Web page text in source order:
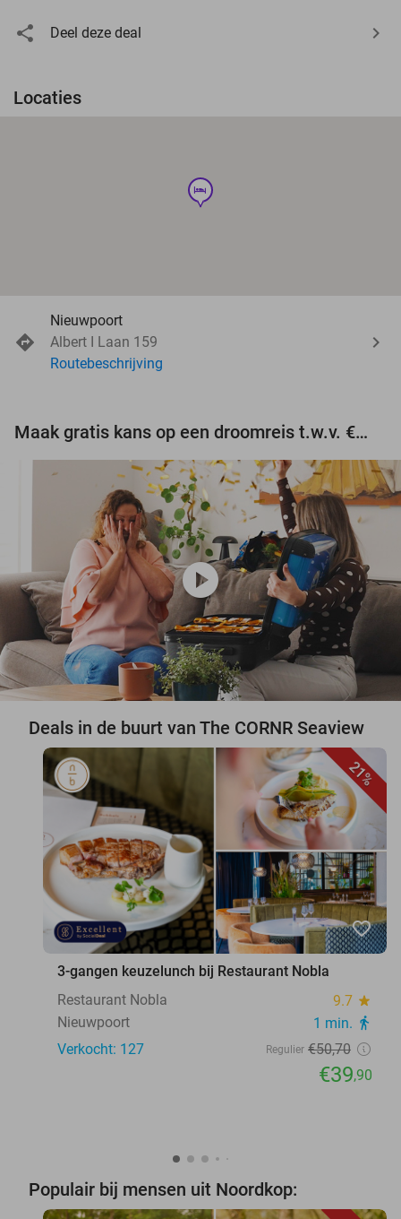
Deel deze deal
Locaties
hotel
Nieuwpoort
Albert I Laan 159
Routebeschrijving
Maak gratis kans op een droomreis t.w.v. €3.000!
play_circle
Deals in de buurt van The CORNR Seaview
21%
favorite_border
3-gangen keuzelunch bij Restaurant Nobla
Restaurant Nobla
9.7 star
Nieuwpoort 1 min. directions_walk
Verkocht: 127 Regulier €50,70
€39,90
Populair bij mensen uit Noordkop: